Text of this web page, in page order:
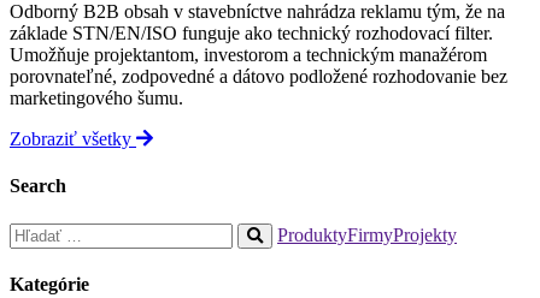
Odborný B2B obsah v stavebníctve nahrádza reklamu tým, že na
základe STN/EN/ISO funguje ako technický rozhodovací filter.
Umožňuje projektantom, investorom a technickým manažérom
porovnateľné, zodpovedné a dátovo podložené rozhodovanie bez
marketingového šumu.
Zobraziť všetky
Search
Hľadať:
autocomplete
ProduktyFirmyProjekty
Kategórie